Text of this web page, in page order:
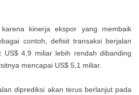
kinerja ekspor yang membaik
contoh, defisit transaksi berjalan
US$ 4,9 miliar lebih rendah dibanding
mencapai US$ 5,1 miliar.
diprediksi akan terus berlanjut pada